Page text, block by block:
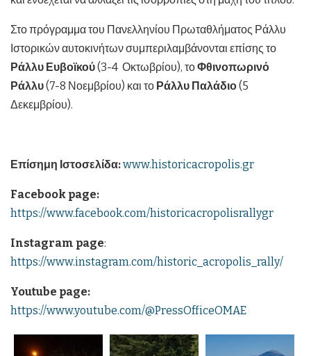
Στο πρόγραμμα του Πανελληνίου Πρωταθλήματος Ράλλυ
Ιστορικών αυτοκινήτων συμπεριλαμβάνονται επίσης το
Ράλλυ Ευβοϊκού(3-4 Οκτωβρίου), τοΦθινοπωρινό
Ράλλυ(7-8 Νοεμβρίου) και το Ράλλυ Παλάδιο(5
Δεκεμβρίου).
Επίσημη Ιστοσελίδα:www.historicacropolis.gr
Facebook page:
https://www.facebook.com/historicacropolisrallygr
Instagram page:
https://www.instagram.com/historic_acropolis_rally/
Youtube page:
https://www.youtube.com/@PressOfficeOMAE